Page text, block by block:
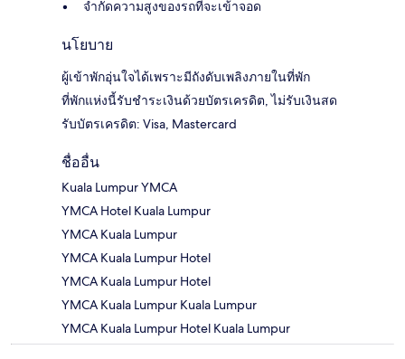
จำกัดความสูงของรถที่จะเข้าจอด
นโยบาย
ผู้เข้าพักอุ่นใจได้เพราะมีถังดับเพลิงภายในที่พัก
ที่พักแห่งนี้รับชำระเงินด้วยบัตรเครดิต, ไม่รับเงินสด
รับบัตรเครดิต: Visa, Mastercard
ชื่ออื่น
Kuala Lumpur YMCA
YMCA Hotel Kuala Lumpur
YMCA Kuala Lumpur
YMCA Kuala Lumpur Hotel
YMCA Kuala Lumpur Hotel
YMCA Kuala Lumpur Kuala Lumpur
YMCA Kuala Lumpur Hotel Kuala Lumpur